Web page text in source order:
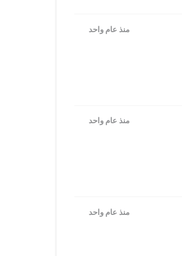
منذ عام واحد
منذ عام واحد
منذ عام واحد